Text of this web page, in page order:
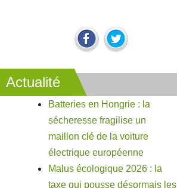
Actualité
Batteries en Hongrie : la
sécheresse fragilise un
maillon clé de la voiture
électrique européenne
Malus écologique 2026 : la
taxe qui pousse désormais les